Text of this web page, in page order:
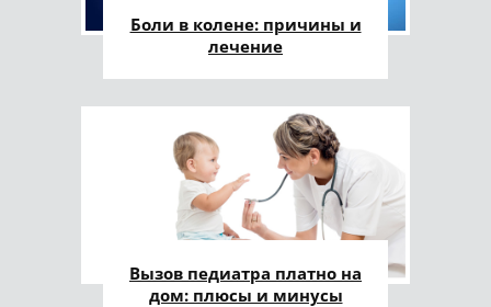
Боли в колене: причины и
лечение
Вызов педиатра платно на
дом: плюсы и минусы